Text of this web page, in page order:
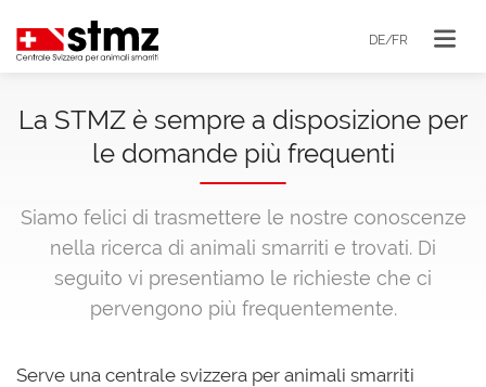
DE/FR
La STMZ è sempre a disposizione per
le domande più frequenti
Siamo felici di trasmettere le nostre conoscenze
nella ricerca di animali smarriti e trovati. Di
seguito vi presentiamo le richieste che ci
pervengono più frequentemente.
Serve una centrale svizzera per animali smarriti